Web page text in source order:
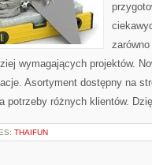
wymagających projektów.
Asortyment dostępny na
potrzeby różnych klientów.
THAIFUN